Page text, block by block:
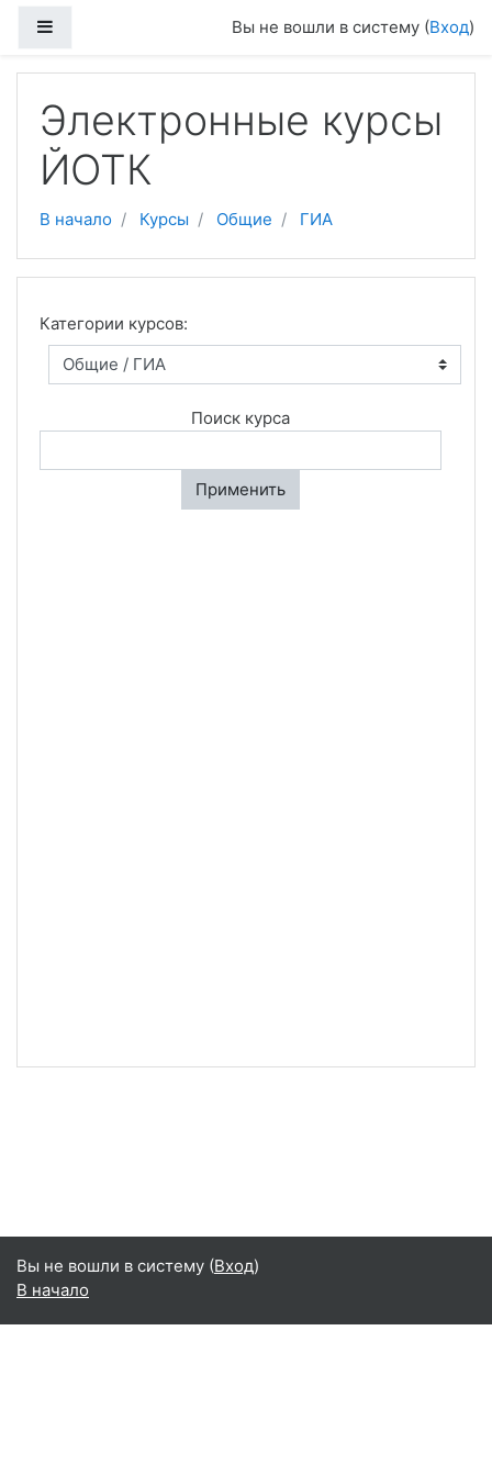
Вы не вошли в систему (Вход)
Электронные курсы
ЙОТК
В начало Курсы Общие ГИА
Категории курсов:
Поиск курса
Применить
Вы не вошли в систему (Вход)
В начало
Русский ‎(ru)‎